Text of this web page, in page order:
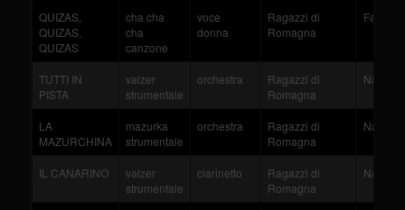
QUIZAS,
QUIZAS,
QUIZAS
cha cha
cha
canzone
voce
donna
Ragazzi di
Romagna
Farres
TUTTI IN
PISTA
valzer
strumentale
orchestra
Ragazzi di
Romagna
Nanni -
LA
MAZURCHINA
mazurka
strumentale
orchestra
Ragazzi di
Romagna
Nanni -
IL CANARINO
valzer
strumentale
clarinetto
Ragazzi di
Romagna
Nanni -